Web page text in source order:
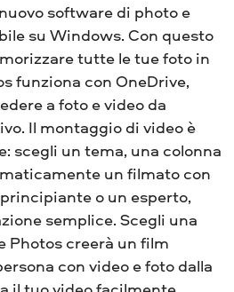
software di photo e
su Windows. Con questo
tutte le tue foto in
funziona con OneDrive,
a foto e video da
Il montaggio di video è
scegli un tema, una colonna
un filmato con
o un esperto,
semplice. Scegli una
Photos creerà un film
con video e foto dalla